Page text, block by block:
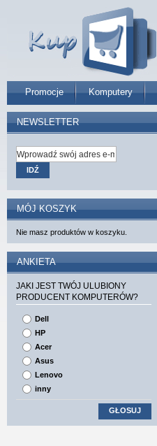
Promocje Komputery
NEWSLETTER
IDŹ
MÓJ KOSZYK
Nie masz produktów w koszyku.
ANKIETA
JAKI JEST TWÓJ ULUBIONY
PRODUCENT KOMPUTERÓW?
Dell
HP
Acer
Asus
Lenovo
inny
GŁOSUJ